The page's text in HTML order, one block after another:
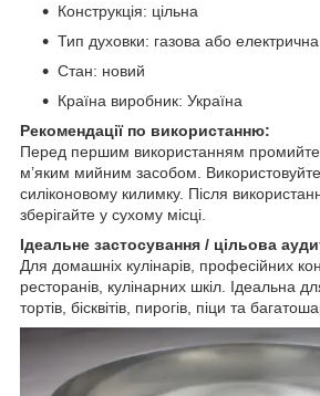
Конструкція: цільна
Тип духовки: газова або електрична
Стан: новий
Країна виробник: Україна
Рекомендації по використанню:
Перед першим використанням
м’яким мийним засобом.
силіконовому килимку. Після
зберігайте у сухому місці.
Ідеальне застосування / цільова
Для домашніх кулінарів, професійних
ресторанів, кулінарних шкіл. Ідеальна
тортів, бісквітів, пирогів, піци та